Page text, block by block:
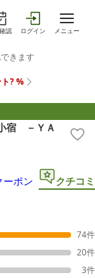
認 ログイン メニュー
宿 －ＹＡ
ーポン クチコミ
74件
20件
3件